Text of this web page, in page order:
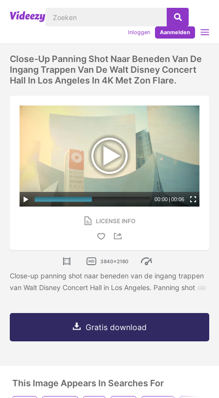
Inloggen Aanmelden
Close-Up Panning Shot Naar Beneden Van De
Ingang Trappen Van De Walt Disney Concert
Hall In Los Angeles In 4K Met Zon Flare.
00:00 | 00:06
LICENSE INFO
3840x2160
Close-up panning shot naar beneden van de ingang trappen
van Walt Disney Concert Hall in Los Angeles. Panning shot
Gratis download
This Image Appears In Searches For